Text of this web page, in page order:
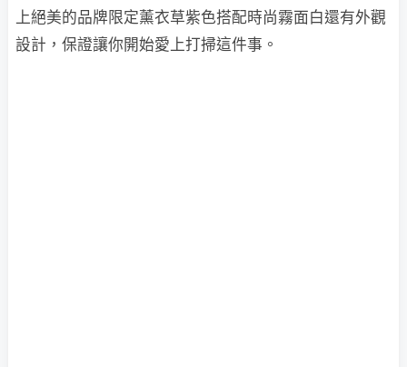
上絕美的品牌限定薰衣草紫色搭配時尚霧面白還有外觀
設計，保證讓你開始愛上打掃這件事。